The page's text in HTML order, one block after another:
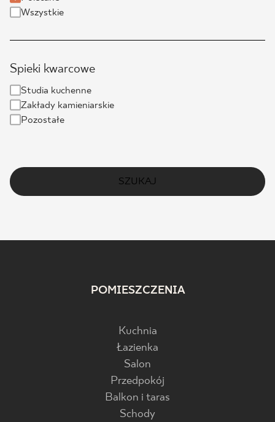
Wszystkie
Spieki kwarcowe
Studia kuchenne
Zakłady kamieniarskie
Pozostałe
SZUKAJ
POMIESZCZENIA
Kuchnia
Łazienka
Salon
Przedpokój
Balkon i taras
Schody